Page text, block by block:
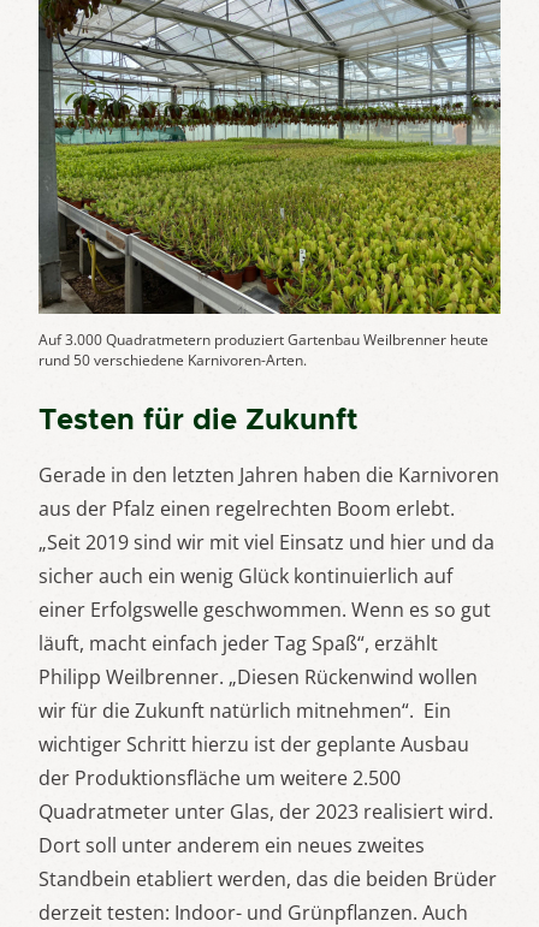
Auf 3.000 Quadratmetern produziert Gartenbau Weilbrenner heute
rund 50 verschiedene Karnivoren-Arten.
Testen für die Zukunft
Gerade in den letzten Jahren haben die Karnivoren
aus der Pfalz einen regelrechten Boom erlebt.
„Seit 2019 sind wir mit viel Einsatz und hier und da
sicher auch ein wenig Glück kontinuierlich auf
einer Erfolgswelle geschwommen. Wenn es so gut
läuft, macht einfach jeder Tag Spaß“, erzählt
Philipp Weilbrenner. „Diesen Rückenwind wollen
wir für die Zukunft natürlich mitnehmen“. Ein
wichtiger Schritt hierzu ist der geplante Ausbau
der Produktionsfläche um weitere 2.500
Quadratmeter unter Glas, der 2023 realisiert wird.
Dort soll unter anderem ein neues zweites
Standbein etabliert werden, das die beiden Brüder
derzeit testen: Indoor- und Grünpflanzen. Auch